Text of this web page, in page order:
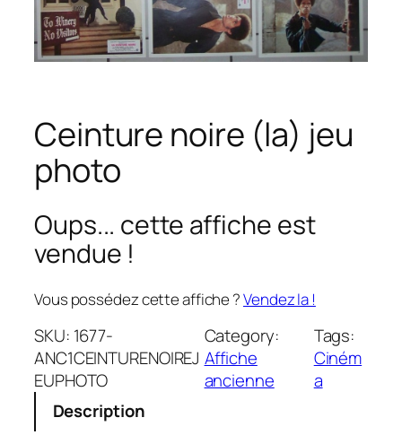
Ceinture noire (la) jeu
photo
Oups... cette affiche est
vendue !
Vous possédez cette affiche ?Vendez la !
SKU: 1677-
ANC1CEINTURENOIREJ
EUPHOTO
Category:
Affiche
ancienne
Tags:
Ciném
a
Description